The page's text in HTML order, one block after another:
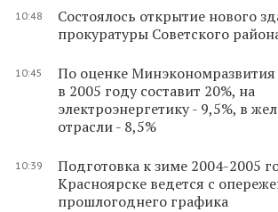
10:48
Состоялось открытие нового
прокуратуры Советского
10:45
По оценке Минэкономразвития
в 2005 году составит 20%, на
электроэнергетику - 9,5%, в
отрасли - 8,5%
10:39
Подготовка к зиме 2004-2005
Красноярске ведется с
прошлогоднего графика